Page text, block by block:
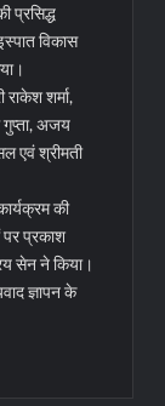
प्रसिद्ध
विकास
शर्मा,
गुप्ता, अजय
एवं श्रीमती
की
प्रकाश
सेन ने किया।
ज्ञापन के